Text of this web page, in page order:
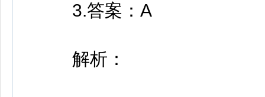
3.答案：A
解析：